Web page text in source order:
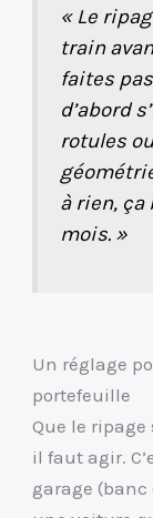
« Le
train
faites
d’abord
rotules
à rien, ça
mois. »
Un réglage
portefeuille
Que le ripage
il faut agir.
garage